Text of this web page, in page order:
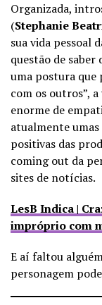
Organizada,
(Stephanie
sua vida pessoal
questão de saber
uma postura que
com os outros”,
enorme de
atualmente
positivas das
coming out da
sites de notícias.
LesB Indica |
impróprio com
E aí faltou
personagem